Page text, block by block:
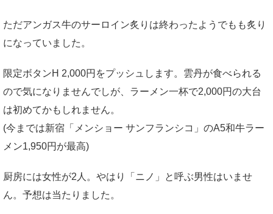
ただアンガス牛のサーロイン炙りは終わったようでもも炙り
になっていました。
限定ボタンH 2,000円をプッシュします。雲丹が食べられる
ので気になりませんでしが、ラーメン一杯で2,000円の大台
は初めてかもしれません。
(今までは新宿「メンショー サンフランシコ」のA5和牛ラー
メン1,950円が最高)
厨房には女性が2人。やはり「ニノ」と呼ぶ男性はいませ
ん。予想は当たりました。